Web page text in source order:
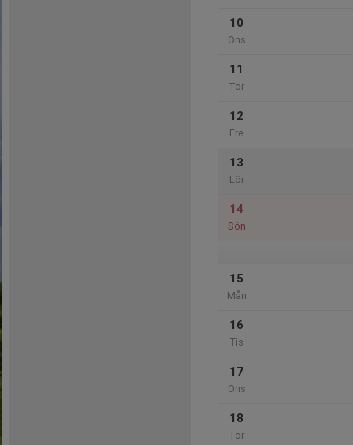
10
Ons
11
Tor
12
Fre
13
Lör
14
Sön
15
Mån
16
Tis
17
Ons
18
Tor